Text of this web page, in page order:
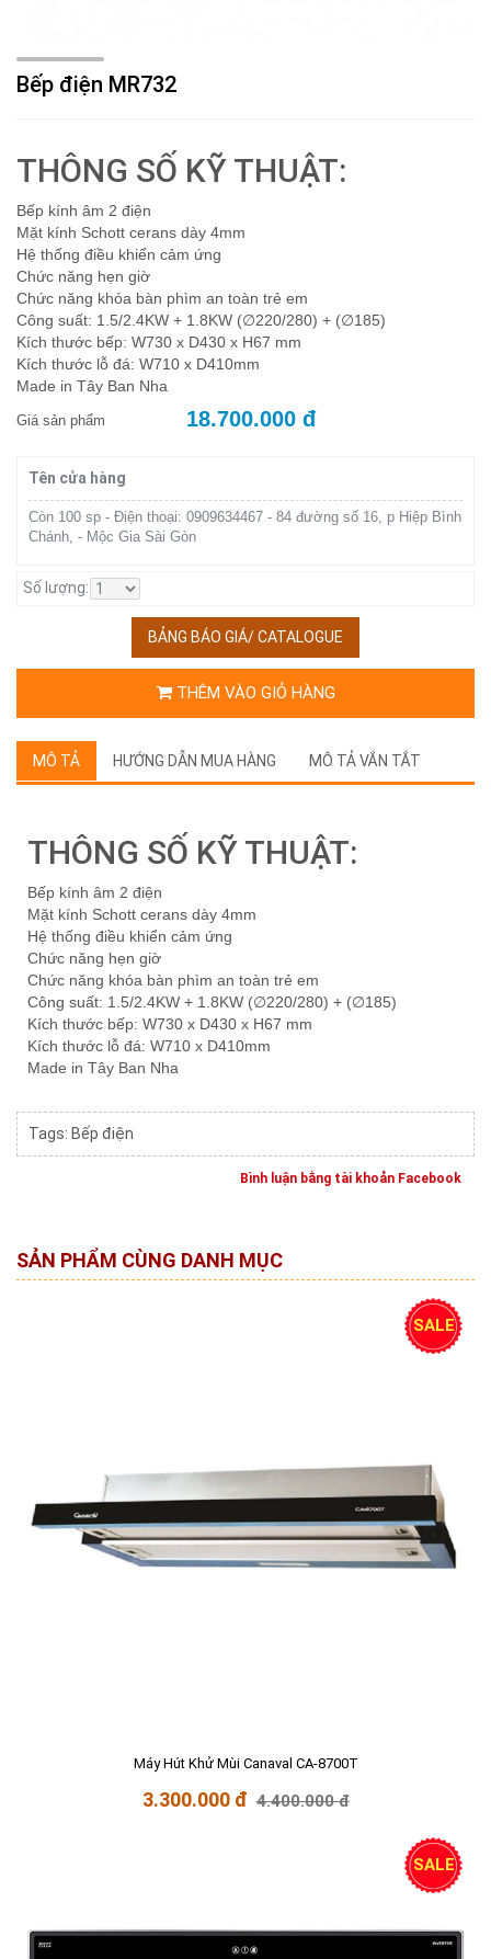
Bếp điện MR732
THÔNG SỐ KỸ THUẬT:
Bếp kính âm 2 điện
Mặt kính Schott cerans dày 4mm
Hệ thống điều khiển cảm ứng
Chức năng hẹn giờ
Chức năng khóa bàn phìm an toàn trẻ em
Công suất: 1.5/2.4KW + 1.8KW (∅220/280) + (∅185)
Kích thước bếp: W730 x D430 x H67 mm
Kích thước lỗ đá: W710 x D410mm
Made in Tây Ban Nha
Giá sản phẩm 18.700.000 đ
Tên cửa hàng
Còn 100 sp - Điện thoại: 0909634467 - 84 đường số 16, p Hiệp Bình
Chánh, - Mộc Gia Sài Gòn
Số lượng:
BẢNG BÁO GIÁ/ CATALOGUE
THÊM VÀO GIỎ HÀNG
MÔ TẢ HƯỚNG DẪN MUA HÀNG MÔ TẢ VẮN TẮT
THÔNG SỐ KỸ THUẬT:
Bếp kính âm 2 điện
Mặt kính Schott cerans dày 4mm
Hệ thống điều khiển cảm ứng
Chức năng hẹn giờ
Chức năng khóa bàn phìm an toàn trẻ em
Công suất: 1.5/2.4KW + 1.8KW (∅220/280) + (∅185)
Kích thước bếp: W730 x D430 x H67 mm
Kích thước lỗ đá: W710 x D410mm
Made in Tây Ban Nha
Tags: Bếp điện
Bình luận bằng tài khoản Facebook
SẢN PHẨM CÙNG DANH MỤC
SALE
Máy Hút Khử Mùi Canaval CA-8700T
3.300.000 đ 4.400.000 đ
SALE